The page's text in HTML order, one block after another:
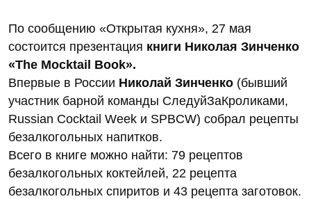
По сообщению «Открытая кухня», 27 мая
состоится презентация книги Николая Зинченко
«The Mocktail Book».
Впервые в России Николай Зинченко (бывший
участник барной команды СледуйЗаКроликами,
Russian Cocktail Week и SPBCW) собрал рецепты
безалкогольных напитков.
Всего в книге можно найти: 79 рецептов
безалкогольных коктейлей, 22 рецепта
безалкогольных спиритов и 43 рецепта заготовок.